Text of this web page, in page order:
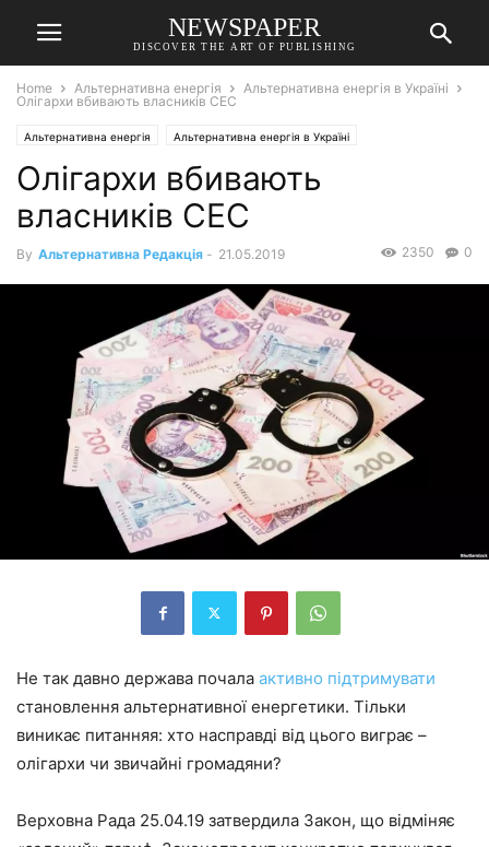
NEWSPAPER
DISCOVER THE ART OF PUBLISHING
Home Альтернативна енергія
Альтернативна енергія в Україні
Олігархи вбивають власників СЕС
Альтернативна енергія Альтернативна енергія в Україні
Олігархи вбивають
власників СЕС
By Альтернативна Редакція - 21.05.2019 0
2350
Не так давно держава почала активно підтримувати
становлення альтернативної енергетики. Тільки
виникає питанняя: хто насправді від цього виграє –
олігархи чи звичайні громадяни?
Верховна Рада 25.04.19 затвердила Закон, що відміняє